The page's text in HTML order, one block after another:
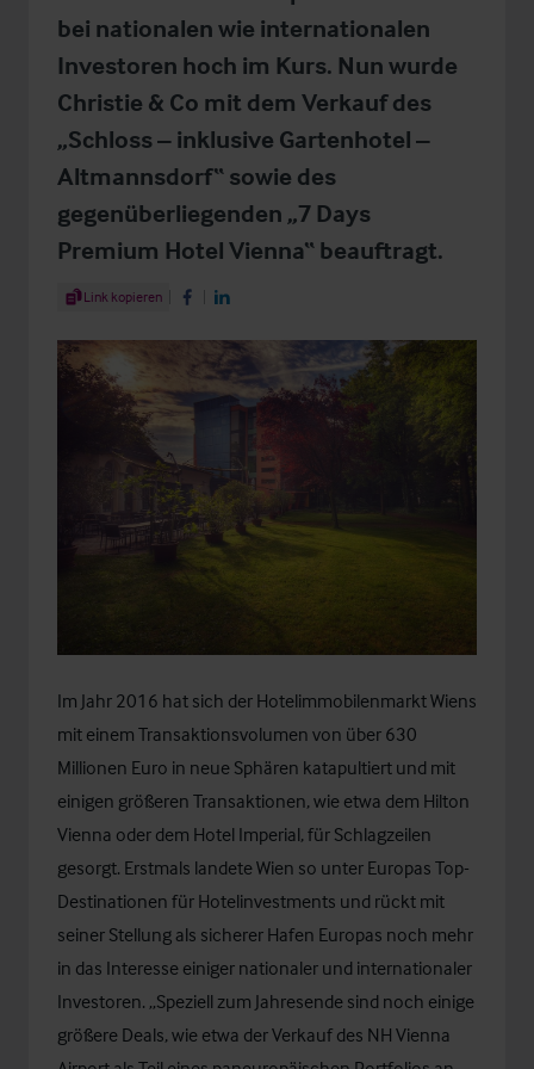
bei nationalen wie internationalen
Investoren hoch im Kurs. Nun wurde
Christie & Co mit dem Verkauf des
„Schloss – inklusive Gartenhotel –
Altmannsdorf“ sowie des
gegenüberliegenden „7 Days
Premium Hotel Vienna“ beauftragt.
Share Article
Link kopieren Share on Facebook
Share on LinkedIn
Im Jahr 2016 hat sich der Hotelimmobilenmarkt Wiens
mit einem Transaktionsvolumen von über 630
Millionen Euro in neue Sphären katapultiert und mit
einigen größeren Transaktionen, wie etwa dem Hilton
Vienna oder dem Hotel Imperial, für Schlagzeilen
gesorgt. Erstmals landete Wien so unter Europas Top-
Destinationen für Hotelinvestments und rückt mit
seiner Stellung als sicherer Hafen Europas noch mehr
in das Interesse einiger nationaler und internationaler
Investoren. „Speziell zum Jahresende sind noch einige
größere Deals, wie etwa der Verkauf des NH Vienna